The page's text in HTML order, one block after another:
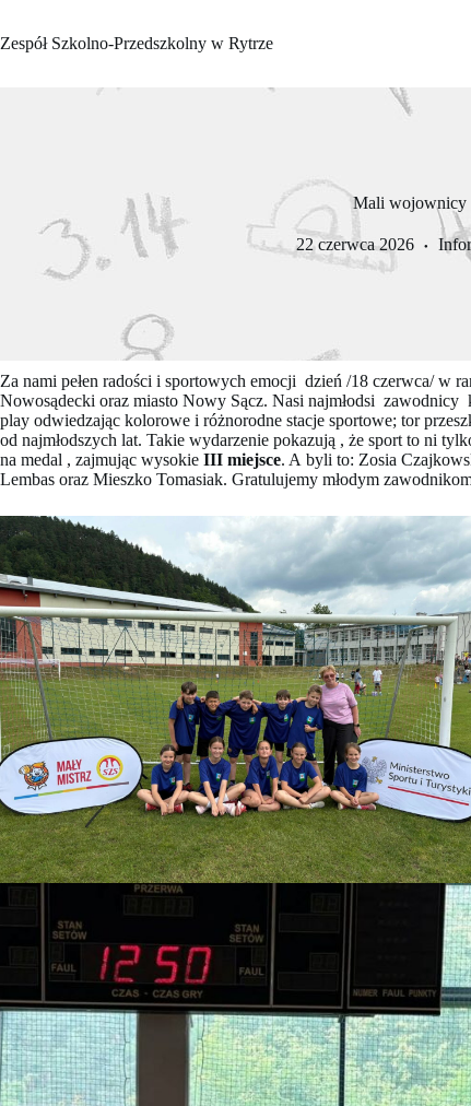
treści
Zespół Szkolno-Przedszkolny w Rytrze
Mali wojownicy
22 czerwca 2026
Za nami pełen radości i sportowych emocji dzień /18 czerwca/ w
Nowosądecki oraz miasto Nowy Sącz. Nasi najmłodsi
play odwiedzając kolorowe i różnorodne stacje sportowe; tor
od najmłodszych lat. Takie wydarzenie pokazują , że sport to ni
na medal , zajmując wysokie III miejsce. A byli to: Zosia
Lembas oraz Mieszko Tomasiak. Gratulujemy młodym